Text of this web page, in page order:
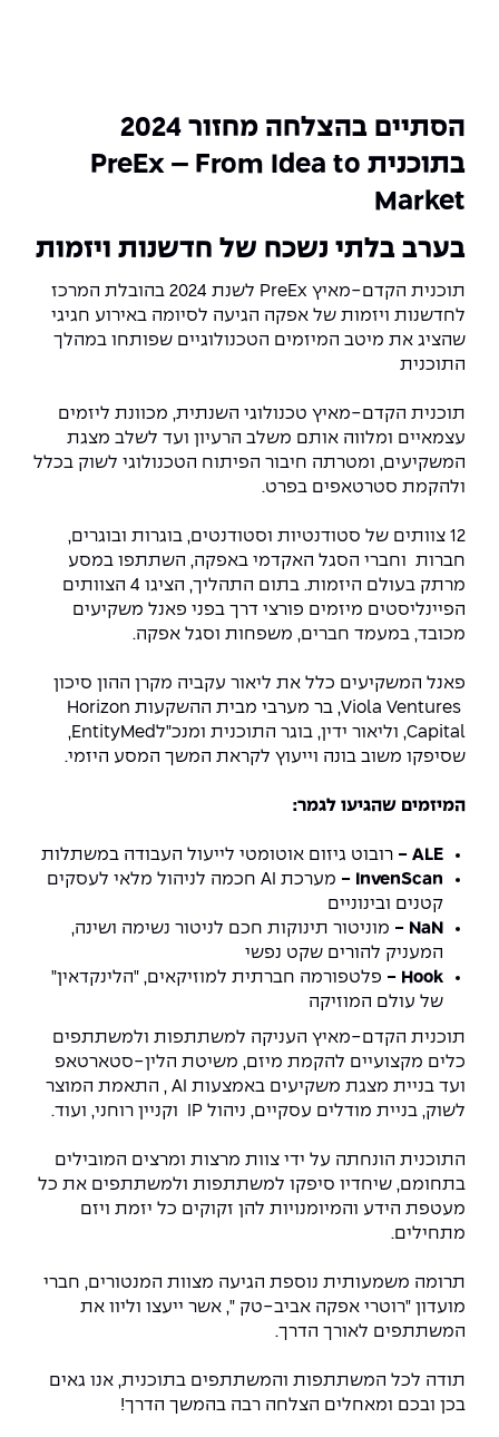
הסתיים בהצלחה מחזור 2024
בתוכנית PreEx – From Idea to
Market
בערב בלתי נשכח של חדשנות ויזמות
תוכנית הקדם-מאיץ PreEx לשנת 2024 בהובלת המרכז
לחדשנות ויזמות של אפקה הגיעה לסיומה באירוע חגיגי
שהציג את מיטב המיזמים הטכנולוגיים שפותחו במהלך
התוכנית
תוכנית הקדם-מאיץ טכנולוגי השנתית, מכוונת ליזמים
עצמאיים ומלווה אותם משלב הרעיון ועד לשלב מצגת
המשקיעים, ומטרתה חיבור הפיתוח הטכנולוגי לשוק בכלל
ולהקמת סטרטאפים בפרט.
12 צוותים של סטודנטיות וסטודנטים, בוגרות ובוגרים,
חברות וחברי הסגל האקדמי באפקה, השתתפו במסע
מרתק בעולם היזמות. בתום התהליך, הציגו 4 הצוותים
הפיינליסטים מיזמים פורצי דרך בפני פאנל משקיעים
מכובד, במעמד חברים, משפחות וסגל אפקה.
פאנל המשקיעים כלל את ליאור עקביה מקרן ההון סיכון
Viola Ventures, בר מערבי מבית ההשקעות Horizon
Capital, וליאור ידין, בוגר התוכנית ומנכ"לEntityMed,
שסיפקו משוב בונה וייעוץ לקראת המשך המסע היזמי.
המיזמים שהגיעו לגמר:
ALE
- רובוט גיזום אוטומטי לייעול העבודה במשתלות
InvenScan
-
מערכת AI חכמה לניהול מלאי לעסקים
קטנים ובינוניים
NaN
- מוניטור תינוקות חכם לניטור נשימה ושינה,
המעניק להורים שקט נפשי
Hook
- פלטפורמה חברתית למוזיקאים, "הלינקדאין"
של עולם המוזיקה
תוכנית הקדם-מאיץ העניקה למשתתפות ולמשתתפים
כלים מקצועיים להקמת מיזם, משיטת הלין-סטארטאפ
ועד בניית מצגת משקיעים באמצעות AI , התאמת המוצר
לשוק, בניית מודלים עסקיים, ניהול IP וקניין רוחני, ועוד.
התוכנית הונחתה על ידי צוות מרצות ומרצים המובילים
בתחומם, שיחדיו סיפקו למשתתפות ולמשתתפים את כל
מעטפת הידע והמיומנויות להן זקוקים כל יזמת ויזם
מתחילים.
תרומה משמעותית נוספת הגיעה מצוות המנטורים, חברי
מועדון "רוטרי אפקה אביב-טק ", אשר ייעצו וליוו את
המשתתפים לאורך הדרך.
תודה לכל המשתתפות והמשתתפים בתוכנית, אנו גאים
בכן ובכם ומאחלים הצלחה רבה בהמשך הדרך!
הוגנות מגדרית
הצהרת נגישות
לוח שנה אקדמי
צור קשר
חדשות אפקה
כתבות
מדברים הנדסה (פודקאסט)
ידיעות מן העיתונות
כואבים את לכתם
אזור אישי
כניסה לסגל
כניסה לסטודנטים
תואר שני בהנדסה
הנדסת אנרגיה והספק
הנדסת מערכות
הנדסה רפואית
מערכות תבוניות AI
יחידות לימוד אקדמיות
היחידה למתמטיקה
היחידה לפיזיקה
היחידה לחברה ורוח
קורס ניהול מוצר בשילוב AI
קורס דירקטורים
קורס אנרגיה מתחדשת
אווירה נפיצה במתקני חשמל ומכשור
קורס ניהול פרויקטים בשילוב AI
לכל הקורסים
מרכז קריירה
מעבדות
אגודת הסטודנטים
מעטפת תמיכה למשרתות ולמשרתים
מעטפת חוסן
אופק – מרכזים לפיתוח מיומנויות
מועדוני סטודנטים
נבחרות הספורט
מרכז החדשנות והיזמות
המרכז לקידום הלמידה
היחידה לבינלאומיות
שכר לימוד
מלגות
The Afeka Shop
חנות החדשנות והיזמות
שאלות ותשובות
מלגות ע״ב נתוני קבלה
תנאי קבלה - הנדסה
למה לעשות תואר שני באפקה?
מעטפת תמיכה וחוסן למשרתות
ולמשרתי המילואים – תשפ״ו
המרכז למחקר יישומי בעיבוד שפה וקול
המרכז להנדסת חומרים ותהליכים
כנסים
כנסי פיתוח הון אנושי לאומי בהנדסה
כנס עיבוד דיבור
מדד הכישורים